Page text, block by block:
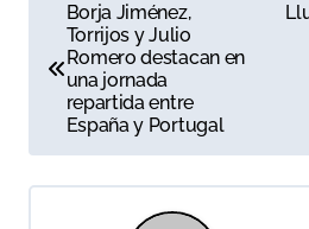
a
e
g
Borja Jiménez,
Torrijos y Julio
Romero destacan en
una jornada
repartida entre
España y Portugal